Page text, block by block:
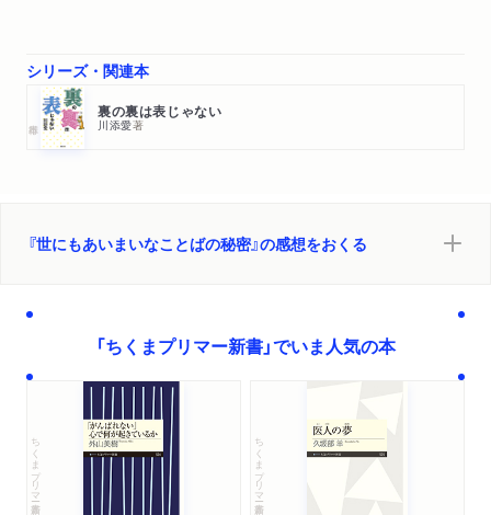
シリーズ・関連本
裏の裏は表じゃない
川添愛著
『世にもあいまいなことばの秘密』の感想をおくる
「ちくまプリマー新書」でいま人気の本
ちくまプリマー新書 ちくまプリマー新書